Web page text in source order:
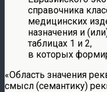
справочника
медицинских
назначения и
таблицах 1 и 2,
в которых
«Область значения
смысл (семантику)